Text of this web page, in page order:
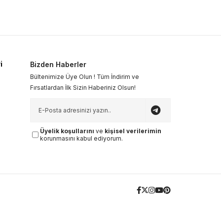
Bizden Haberler
Bültenimize Üye Olun ! Tüm İndirim ve
Fırsatlardan İlk Sizin Haberiniz Olsun!
Üyelik koşullarını ve kişisel verilerimin
korunmasını kabul ediyorum.